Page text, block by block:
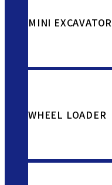
MINI EXCAVATOR
WHEEL LOADER